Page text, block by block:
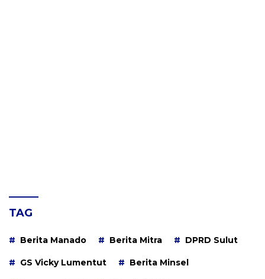
TAG
Berita Manado Berita Mitra DPRD Sulut
GS Vicky Lumentut Berita Minsel